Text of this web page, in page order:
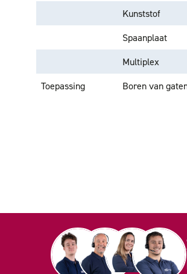
Kunststof
Spaanplaat
Multiplex
Toepassing
Boren van